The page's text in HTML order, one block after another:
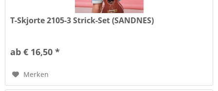
T-Skjorte 2105-3 Strick-Set (SANDNES)
ab € 16,50 *
Merken